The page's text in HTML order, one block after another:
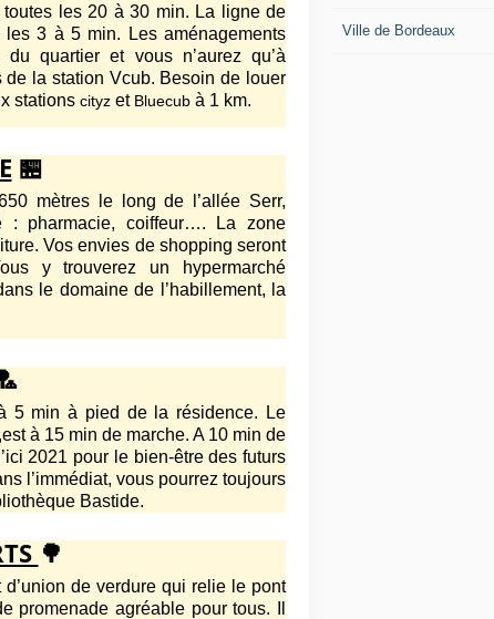
les 20 à 30 min. La ligne de
3 à 5 min. Les aménagements
quartier et vous n’aurez qu’à
de la station Vcub. Besoin de louer
stations cityz et Bluecub à 1 km.
🏪
mètres le long de l’allée Serr,
: pharmacie, coiffeur…. La zone
Vos envies de shopping seront
y trouverez un hypermarché
le domaine de l’habillement, la
5 min à pied de la résidence. Le
à 15 min de marche. A 10 min de
2021 pour le bien-être des futurs
l’immédiat, vous pourrez toujours
Bastide.
🌳
de verdure qui relie le pont
promenade agréable pour tous. Il
Ville de Bordeaux